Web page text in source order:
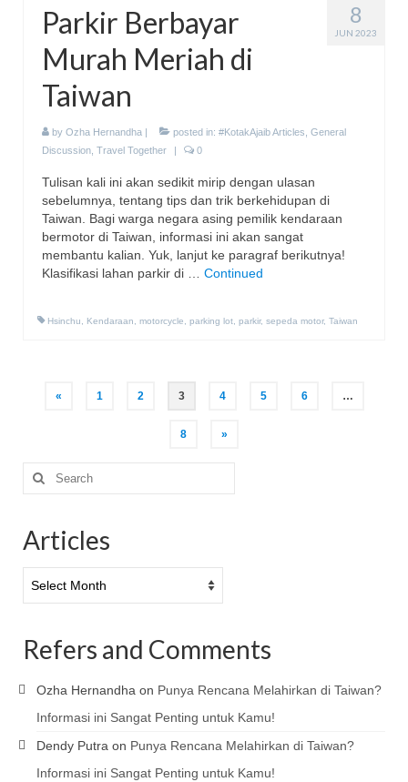
8
JUN 2023
Parkir Berbayar
Murah Meriah di
Taiwan
by Ozha Hernandha posted in: #KotakAjaib Articles General
Discussion Travel Together 0
Tulisan kali ini akan sedikit mirip dengan ulasan
sebelumnya, tentang tips dan trik berkehidupan di
Taiwan. Bagi warga negara asing pemilik kendaraan
bermotor di Taiwan, informasi ini akan sangat
membantu kalian. Yuk, lanjut ke paragraf berikutnya!
Klasifikasi lahan parkir di … Continued
Hsinchu, Kendaraan, motorcycle, parking lot, parkir, sepeda motor, Taiwan
Posts
« 1 2 3 4 5 6 …
8 »
Search
for:
Articles
Refers and Comments
Ozha Hernandha on Punya Rencana Melahirkan di Taiwan?
Informasi ini Sangat Penting untuk Kamu!
Dendy Putra on Punya Rencana Melahirkan di Taiwan?
Informasi ini Sangat Penting untuk Kamu!